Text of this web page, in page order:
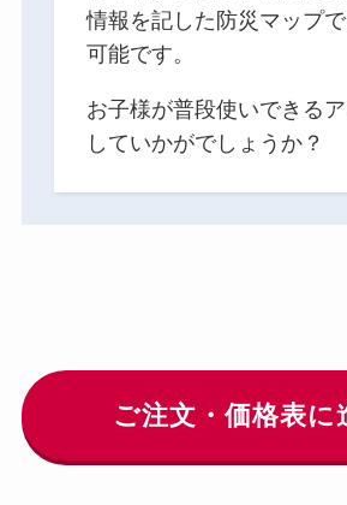
情報を記した防災マップ
可能です。
お子様が普段使いできる
していかがでしょうか？
ご注文・価格表に